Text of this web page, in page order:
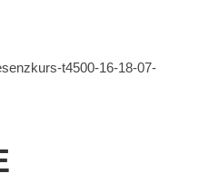
t4500-16-18-07-